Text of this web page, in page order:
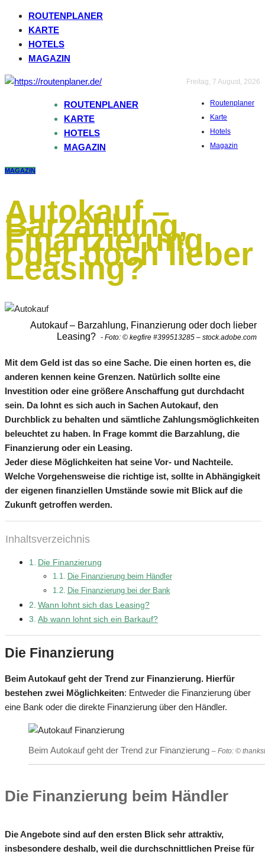
ROUTENPLANER
KARTE
HOTELS
MAGAZIN
Freitag, 7 August, 2026
Routenplaner
Karte
Hotels
Magazin
ROUTENPLANER
KARTE
HOTELS
MAGAZIN
MAGAZIN
Autokauf –
Barzahlung,
Finanzierung
oder doch lieber
Leasing?
Autokauf – Barzahlung, Finanzierung oder doch lieber
Leasing? - Foto: © kegfire #399513285 – stock.adobe.com
Mit dem Geld ist das so eine Sache. Die einen horten es, die
anderen kennen keine Grenzen. Natürlich sollte eine
Investition oder eine größere Anschaffung gut durchdacht
sein. Da lohnt es sich auch in Sachen Autokauf, den
Durchblick zu behalten und sämtliche Zahlungsmöglichkeiten
beleuchtet zu haben. In Frage kommt die Barzahlung, die
Finanzierung oder ein Leasing.
Jeder diese Möglichkeiten hat seine Vor- und Nachteile.
Welche Vorgehensweise die richtige ist, sollte in Abhängigkeit
der eigenen finanziellen Umstände sowie mit Blick auf die
Zukunft getroffen werden.
Inhaltsverzeichnis
Die Finanzierung
Die Finanzierung beim Händler
Die Finanzierung bei der Bank
Wann lohnt sich das Leasing?
Ab wann lohnt sich ein Barkauf?
Die Finanzierung
Beim Autokauf geht der Trend zur Finanzierung. Hierfür
bestehen zwei Möglichkeiten: Entweder die Finanzierung über
eine Bank oder die direkte Finanzierung über den Händler.
Beim Autokauf geht der Trend zur Finanzierung – Foto: ©
Die Finanzierung beim Händler
Die Angebote sind auf den ersten Blick sehr attraktiv,
insbesondere deshalb, weil die durchschnittlichen Preise für